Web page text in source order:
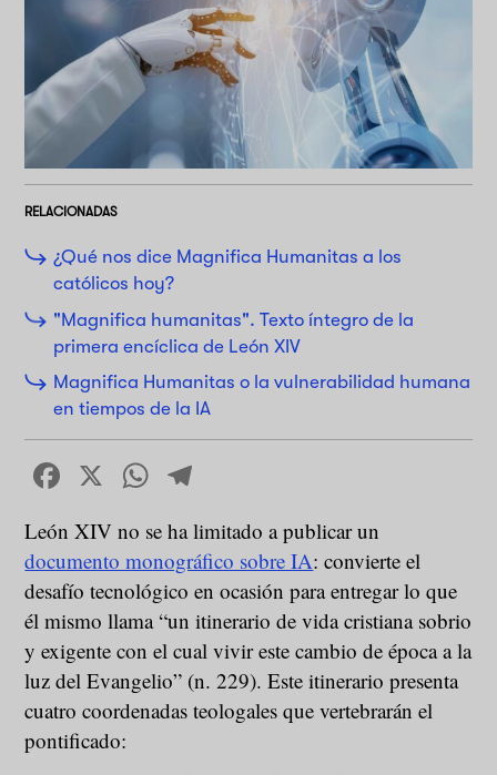
RELACIONADAS
¿Qué nos dice Magnifica Humanitas a los
católicos hoy?
"Magnifica humanitas". Texto íntegro de la
primera encíclica de León XIV
Magnifica Humanitas o la vulnerabilidad humana
en tiempos de la IA
Facebook
X WhatsApp
León XIV no se ha limitado a publicar un
documento monográfico sobre IA: convierte el
desafío tecnológico en ocasión para entregar lo que
él mismo llama “un itinerario de vida cristiana sobrio
y exigente con el cual vivir este cambio de época a la
luz del Evangelio” (n. 229). Este itinerario presenta
cuatro coordenadas teologales que vertebrarán el
pontificado: